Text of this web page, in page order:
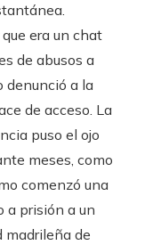
era un chat
de abusos a
denunció a la
de acceso. La
puso el ojo
meses, como
comenzó una
a prisión a un
madrileña de